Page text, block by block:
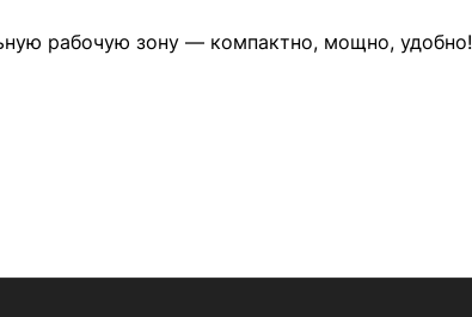
рабочую зону — компактно, мощно, удобно!